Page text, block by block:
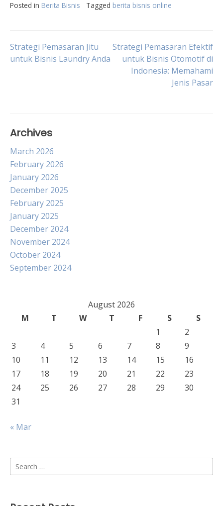
Posted in Berita Bisnis Tagged berita bisnis online
Post
Strategi Pemasaran Jitu
untuk Bisnis Laundry Anda
Strategi Pemasaran Efektif
untuk Bisnis Otomotif di
Indonesia: Memahami
Jenis Pasar
Archives
March 2026
February 2026
January 2026
December 2025
February 2025
January 2025
December 2024
November 2024
October 2024
September 2024
August 2026
M
T W T F S
S
1
2
3
4 5 6 7 8
9
10
11 12 13 14 15
16
17
18 19 20 21 22
23
24
25 26 27 28 29
30
31
« Mar
Search
for: